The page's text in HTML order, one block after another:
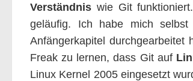
Verständnis wie Git
geläufig. Ich habe mich
Anfängerkapitel
Freak zu lernen, dass Git auf
Linux Kernel 2005 eingesetzt